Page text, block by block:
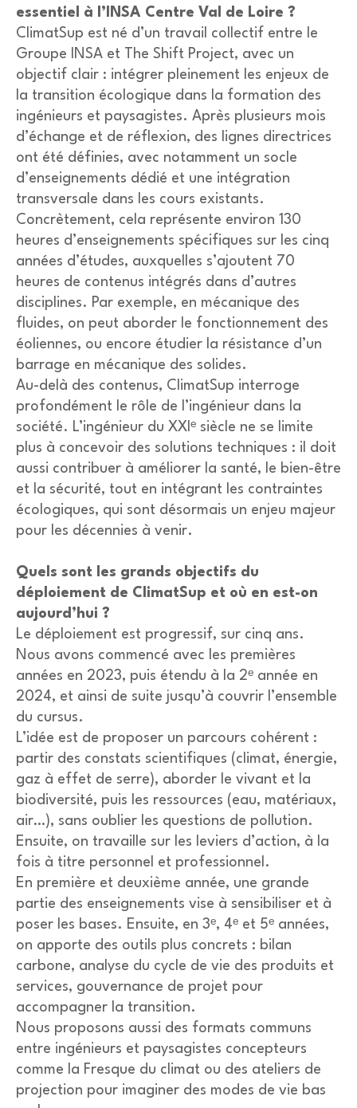
essentiel à l’INSA Centre Val de Loire ?
ClimatSup est né d’un travail collectif entre le
Groupe INSA et The Shift Project, avec un
objectif clair : intégrer pleinement les enjeux de
la transition écologique dans la formation des
ingénieurs et paysagistes. Après plusieurs mois
d’échange et de réflexion, des lignes directrices
ont été définies, avec notamment un socle
d’enseignements dédié et une intégration
transversale dans les cours existants.
Concrètement, cela représente environ 130
heures d’enseignements spécifiques sur les cinq
années d’études, auxquelles s’ajoutent 70
heures de contenus intégrés dans d’autres
disciplines. Par exemple, en mécanique des
fluides, on peut aborder le fonctionnement des
éoliennes, ou encore étudier la résistance d’un
barrage en mécanique des solides.
Au-delà des contenus, ClimatSup interroge
profondément le rôle de l’ingénieur dans la
société. L’ingénieur du XXIᵉ siècle ne se limite
plus à concevoir des solutions techniques : il doit
aussi contribuer à améliorer la santé, le bien-être
et la sécurité, tout en intégrant les contraintes
écologiques, qui sont désormais un enjeu majeur
pour les décennies à venir.
Quels sont les grands objectifs du
déploiement de ClimatSup et où en est-on
aujourd’hui ?
Le déploiement est progressif, sur cinq ans.
Nous avons commencé avec les premières
années en 2023, puis étendu à la 2ᵉ année en
2024, et ainsi de suite jusqu’à couvrir l’ensemble
du cursus.
L’idée est de proposer un parcours cohérent :
partir des constats scientifiques (climat, énergie,
gaz à effet de serre), aborder le vivant et la
biodiversité, puis les ressources (eau, matériaux,
air…), sans oublier les questions de pollution.
Ensuite, on travaille sur les leviers d’action, à la
fois à titre personnel et professionnel.
En première et deuxième année, une grande
partie des enseignements vise à sensibiliser et à
poser les bases. Ensuite, en 3ᵉ, 4ᵉ et 5ᵉ années,
on apporte des outils plus concrets : bilan
carbone, analyse du cycle de vie des produits et
services, gouvernance de projet pour
accompagner la transition.
Nous proposons aussi des formats communs
entre ingénieurs et paysagistes concepteurs
comme la Fresque du climat ou des ateliers de
projection pour imaginer des modes de vie bas